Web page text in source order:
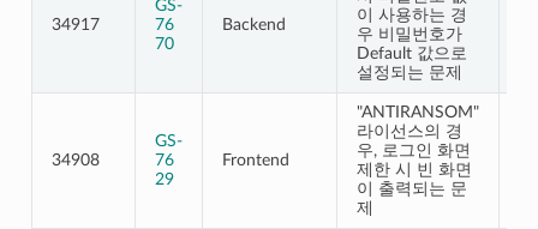
34917
GS-
76
70
Backend
이 사용하는 경
우 비밀번호가
Default 값으로
설정되는 문제
34908
GS-
76
29
Frontend
"ANTIRANSOM"
라이선스의 경
우, 로그인 화면
제한 시 빈 화면
이 출력되는 문
제